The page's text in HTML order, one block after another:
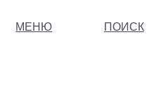
ПОИСК
МЕНЮ